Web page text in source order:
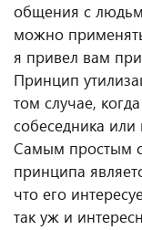
общения с
можно
я привел вам
Принцип
том случае,
собеседника
Самым простым
принципа
что его
так уж и